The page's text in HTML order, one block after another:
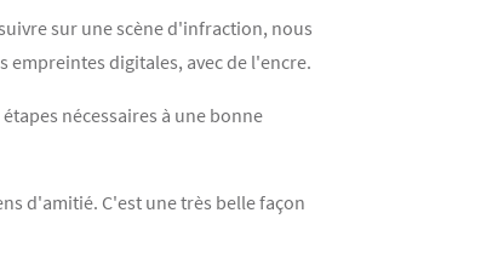
sur une scène d'infraction, nous
empreintes digitales, avec de l'encre.
nécessaires à une bonne
d'amitié. C'est une très belle façon